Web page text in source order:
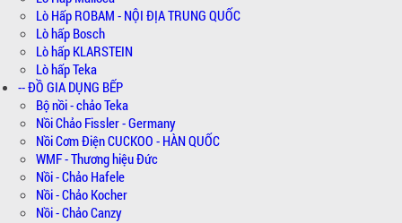
Lò Hấp ROBAM - NỘI ĐỊA TRUNG QUỐC
Lò hấp Bosch
Lò hấp KLARSTEIN
Lò hấp Teka
-- ĐỒ GIA DỤNG BẾP
Bộ nồi - chảo Teka
Nồi Chảo Fissler - Germany
Nồi Cơm Điện CUCKOO - HÀN QUỐC
WMF - Thương hiệu Đức
Nồi - Chảo Hafele
Nồi - Chảo Kocher
Nồi - Chảo Canzy